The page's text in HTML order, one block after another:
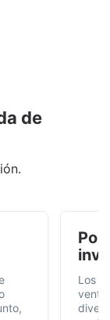
de
Por
Los